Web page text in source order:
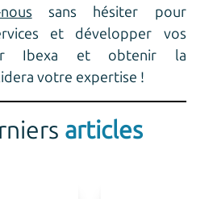
sans hésiter pour
et développer vos
Ibexa et obtenir la
votre expertise !
articles